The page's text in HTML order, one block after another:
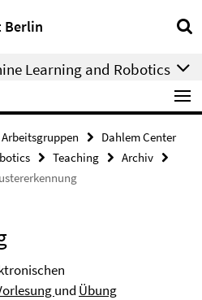
Berlin
Learning and Robotics
Arbeitsgruppen
Dahlem Center
Teaching
Archiv
und Übung